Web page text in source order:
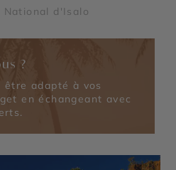
d'Isalo
?
être adapté à vos
en échangeant avec